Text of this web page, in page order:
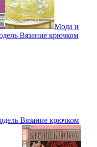
Мода и
Вязание крючком
Вязание крючком